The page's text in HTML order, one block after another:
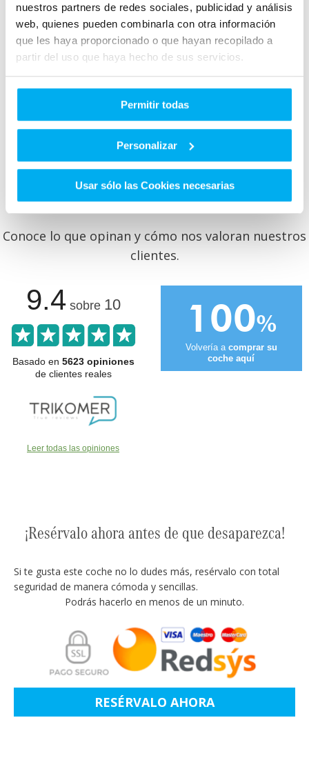
nuestros partners de redes sociales, publicidad y análisis
web, quienes pueden combinarla con otra información
que les haya proporcionado o que hayan recopilado a
partir del uso que haya hecho de sus servicios.
Permitir todas
Personalizar
Usar sólo las Cookies necesarias
- L/100
143 CO2
EMISIONES
Otros clientes que ya compraron en Dimovil te
cuentan cómo les fue.
Conoce lo que opinan y cómo nos valoran nuestros
clientes.
9.4sobre 10
Basado en 5623 opiniones
de clientes reales
Leer todas las opiniones
100%
Volvería a comprar su
coche aquí
¡Resérvalo ahora antes de que desaparezca!
Si te gusta este coche no lo dudes más, resérvalo con total
seguridad de manera cómoda y sencillas.
Podrás hacerlo en menos de un minuto.
RESÉRVALO AHORA